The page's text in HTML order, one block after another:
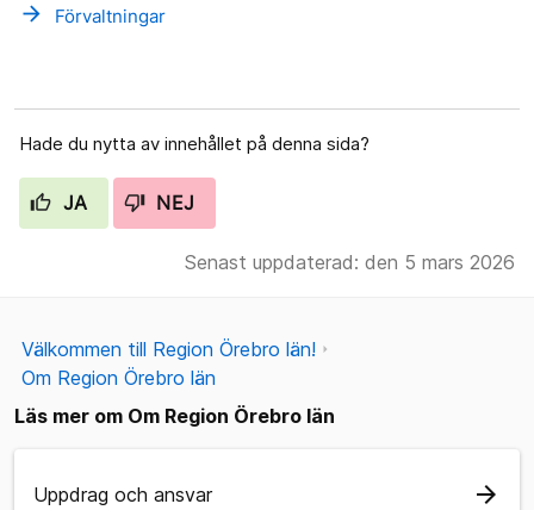
arrow_forward Förvaltningar
Hade du nytta av innehållet på denna sida?
JA NEJ
Senast uppdaterad: den 5 mars 2026
Välkommen till Region Örebro län!
Om Region Örebro län
Läs mer om Om Region Örebro län
Uppdrag och ansvar arrow_forward